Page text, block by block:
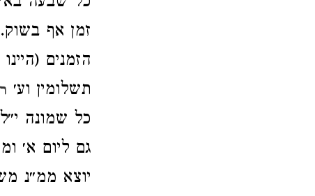
זמן אף
הזמנים
תשלומין וע׳
כל שמונה
גם ליום א׳
יוצא ממ״נ